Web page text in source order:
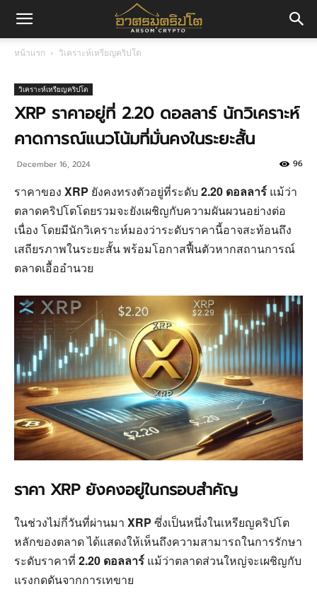
มค
ปโต
หน้าแรก วิเคราะห์เหรียญคริปโต
วิเคราะห์เหรียญคริปโต
XRP ราคาอยู่ที่ 2.20 ดอลลาร์ นักวิเคราะห์
คาดการณ์แนวโน้มที่มั่นคงในระยะสั้น
December 16, 2024 96
ราคาของ XRP ยังคงทรงตัวอยู่ที่ระดับ 2.20 ดอลลาร์ แม้ว่า
ตลาดคริปโตโดยรวมจะยังเผชิญกับความผันผวนอย่างต่อ
เนื่อง โดยมีนักวิเคราะห์มองว่าระดับราคานี้อาจสะท้อนถึง
เสถียรภาพในระยะสั้น พร้อมโอกาสฟื้นตัวหากสถานการณ์
ตลาดเอื้ออำนวย
ราคา XRP ยังคงอยู่ในกรอบสำคัญ
ในช่วงไม่กี่วันที่ผ่านมา XRP ซึ่งเป็นหนึ่งในเหรียญคริปโต
หลักของตลาด ได้แสดงให้เห็นถึงความสามารถในการรักษา
ระดับราคาที่ 2.20 ดอลลาร์ แม้ว่าตลาดส่วนใหญ่จะเผชิญกับ
แรงกดดันจากการเทขาย